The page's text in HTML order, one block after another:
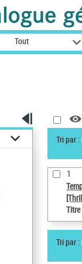
Tout
Tri par :
1
Tri par :